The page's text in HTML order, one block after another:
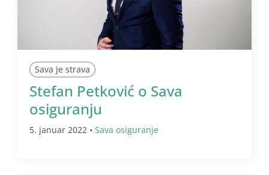
Sava je strava
Stefan Petković o Sava
osiguranju
5. januar 2022 • Sava osiguranje